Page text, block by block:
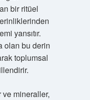
bir ritüel
yansıtır.
olan bu derin
toplumsal
ve mineraller,